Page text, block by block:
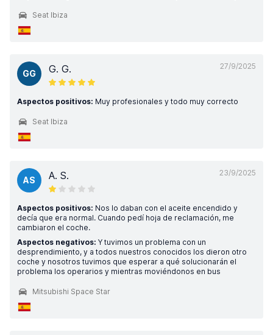
Seat Ibiza
27/9/2025
GG G. G.
Aspectos positivos: Muy profesionales y todo muy correcto
Seat Ibiza
23/9/2025
AS A. S.
Aspectos positivos: Nos lo daban con el aceite encendido y
decía que era normal. Cuando pedí hoja de reclamación, me
cambiaron el coche.
Aspectos negativos: Y tuvimos un problema con un
desprendimiento, y a todos nuestros conocidos los dieron otro
coche y nosotros tuvimos que esperar a qué solucionarán el
problema los operarios y mientras moviéndonos en bus
Mitsubishi Space Star